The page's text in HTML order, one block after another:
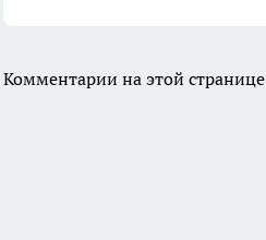
Комментарии на этой